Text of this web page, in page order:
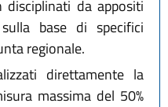
da appositi
base di specifici
regionale.
direttamente la
massima del 50%